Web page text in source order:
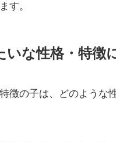
す。
いな性格・特徴
徴の子は、どのような